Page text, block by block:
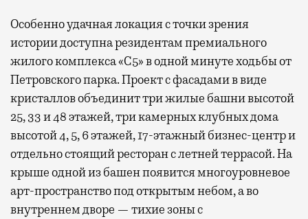
Особенно удачная локация с точки зрения
истории доступна резидентам премиального
жилого комплекса «С5»в одной минуте ходьбы от
Петровского парка. Проект с фасадами в виде
кристаллов объединит три жилые башни высотой
25, 33 и 48 этажей, три камерных клубных дома
высотой 4, 5, 6 этажей, 17-этажный бизнес-центр и
отдельно стоящий ресторан с летней террасой. На
крыше одной из башен появится многоуровневое
арт-пространство под открытым небом, а во
внутреннем дворе — тихие зоны с